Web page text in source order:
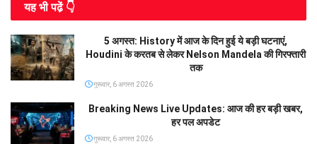
यह भी पढे़ं 👇
5 अगस्त: History में आज के दिन हुई ये बड़ी घटनाएं,
Houdini के करतब से लेकर Nelson Mandela की गिरफ्तारी
तक
गुरूवार, 6 अगस्त 2026
Breaking News Live Updates: आज की हर बड़ी खबर,
हर पल अपडेट
गुरूवार, 6 अगस्त 2026